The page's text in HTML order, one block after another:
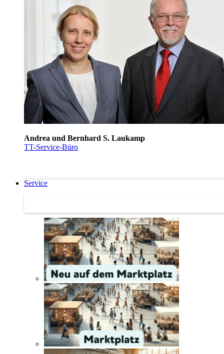
Andrea und Bernhard S. Laukamp
TT-Service-Büro
Service